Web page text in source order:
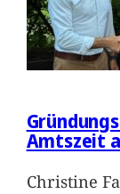
Amtszeit
Christine